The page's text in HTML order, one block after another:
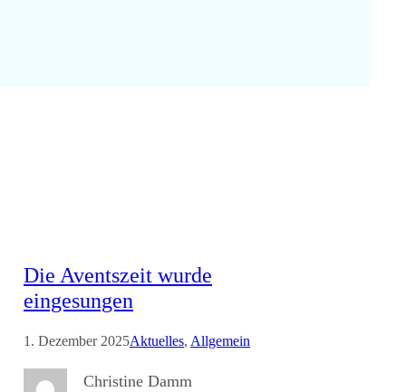
Die Aventszeit wurde
eingesungen
1. Dezember 2025Aktuelles, Allgemein
Christine Damm